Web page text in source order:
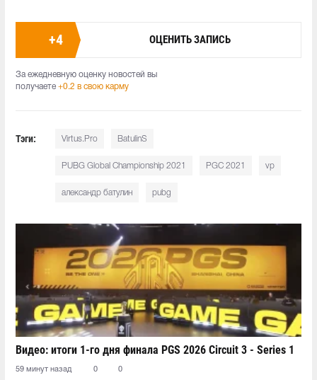
+4 ОЦЕНИТЬ ЗАПИСЬ
За ежедневную оценку новостей вы
получаете +0.2 в свою карму
Тэги: Virtus.Pro BatulinS
PUBG Global Championship 2021 PGC 2021 vp
александр батулин pubg
Видео: итоги 1-го дня финала PGS 2026 Circuit 3 - Series 1
59 минут назад 0 0